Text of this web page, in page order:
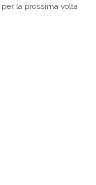
la prossima volta